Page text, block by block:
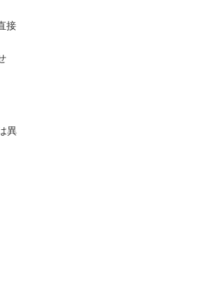
接
異